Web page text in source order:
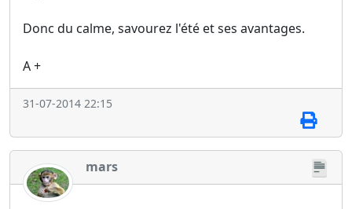
Donc du calme, savourez l'été et ses avantages.
A +
31-07-2014 22:15
mars